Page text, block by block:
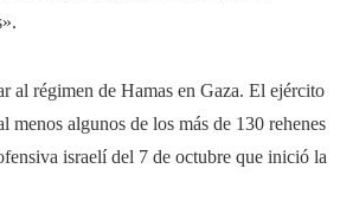
al régimen de Hamas en Gaza. El ejército
algunos de los más de 130 rehenes
israelí del 7 de octubre que inició la